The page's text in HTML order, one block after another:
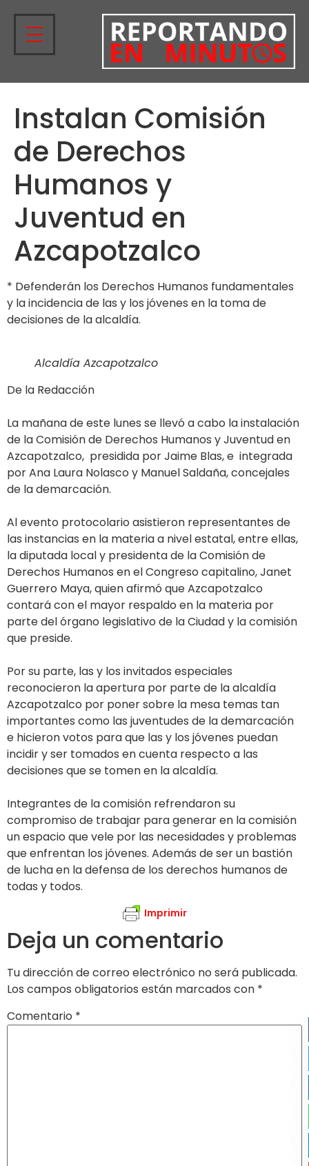
Instalan Comisión
de Derechos
Humanos y
Juventud en
Azcapotzalco
* Defenderán los Derechos Humanos fundamentales
y la incidencia de las y los jóvenes en la toma de
decisiones de la alcaldía.
Alcaldía Azcapotzalco
De la Redacción
La mañana de este lunes se llevó a cabo la instalación
de la Comisión de Derechos Humanos y Juventud en
Azcapotzalco, presidida por Jaime Blas, e integrada
por Ana Laura Nolasco y Manuel Saldaña, concejales
de la demarcación.
Al evento protocolario asistieron representantes de
las instancias en la materia a nivel estatal, entre ellas,
la diputada local y presidenta de la Comisión de
Derechos Humanos en el Congreso capitalino, Janet
Guerrero Maya, quien afirmó que Azcapotzalco
contará con el mayor respaldo en la materia por
parte del órgano legislativo de la Ciudad y la comisión
que preside.
Por su parte, las y los invitados especiales
reconocieron la apertura por parte de la alcaldía
Azcapotzalco por poner sobre la mesa temas tan
importantes como las juventudes de la demarcación
e hicieron votos para que las y los jóvenes puedan
incidir y ser tomados en cuenta respecto a las
decisiones que se tomen en la alcaldía.
Integrantes de la comisión refrendaron su
compromiso de trabajar para generar en la comisión
un espacio que vele por las necesidades y problemas
que enfrentan los jóvenes. Además de ser un bastión
de lucha en la defensa de los derechos humanos de
todas y todos.
Imprimir
Deja un comentario
Tu dirección de correo electrónico no será publicada.
Los campos obligatorios están marcados con *
Comentario *